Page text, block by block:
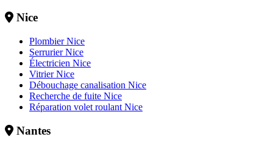
Nice
Plombier Nice
Serrurier Nice
Électricien Nice
Vitrier Nice
Débouchage canalisation Nice
Recherche de fuite Nice
Réparation volet roulant Nice
Nantes